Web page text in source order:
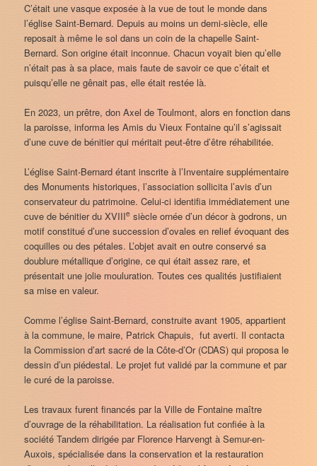
C’était une vasque exposée à la vue de tout le monde dans
l’église Saint-Bernard. Depuis au moins un demi-siècle, elle
reposait à même le sol dans un coin de la chapelle Saint-
Bernard. Son origine était inconnue. Chacun voyait bien qu’elle
n’était pas à sa place, mais faute de savoir ce que c’était et
puisqu’elle ne gênait pas, elle était restée là.
En 2023, un prêtre, don Axel de Toulmont, alors en fonction dans
la paroisse, informa les Amis du Vieux Fontaine qu’il s’agissait
d’une cuve de bénitier qui méritait peut-être d’être réhabilitée.
L’église Saint-Bernard étant inscrite à l’Inventaire supplémentaire
des Monuments historiques, l’association sollicita l’avis d’un
conservateur du patrimoine. Celui-ci identifia immédiatement une
cuve de bénitier du XVIIIe siècle ornée d’un décor à godrons, un
motif constitué d’une succession d’ovales en relief évoquant des
coquilles ou des pétales. L’objet avait en outre conservé sa
doublure métallique d’origine, ce qui était assez rare, et
présentait une jolie mouluration. Toutes ces qualités justifiaient
sa mise en valeur.
Comme l’église Saint-Bernard, construite avant 1905, appartient
à la commune, le maire, Patrick Chapuis, fut averti. Il contacta
la Commission d’art sacré de la Côte-d’Or (CDAS) qui proposa le
dessin d’un piédestal. Le projet fut validé par la commune et par
le curé de la paroisse.
Les travaux furent financés par la Ville de Fontaine maître
d’ouvrage de la réhabilitation. La réalisation fut confiée à la
société Tandem dirigée par Florence Harvengt à Semur-en-
Auxois, spécialisée dans la conservation et la restauration